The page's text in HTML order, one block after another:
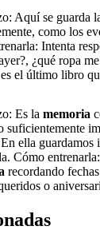
Aquí se guarda
como los
Intenta
¿qué ropa
el último libro
Es la memoria
suficientemente
ella
Cómo
recordando
o